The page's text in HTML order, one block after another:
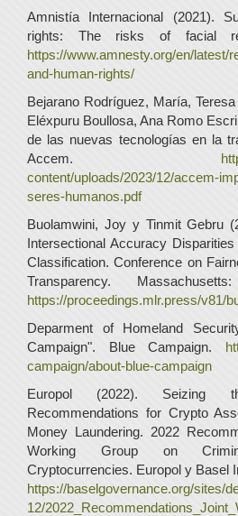
Amnistía Internacional (2021).
rights: The risks of facial
https://www.amnesty.org/en/latest/
and-human-rights/
Bejarano Rodríguez, María,
Eléxpuru Boullosa, Ana Romo
de las nuevas tecnologías en la
Accem.
content/uploads/2023/12/accem-
seres-humanos.pdf
Buolamwini, Joy y Tinmit Gebru
Intersectional Accuracy
Classification. Conference on
Transparency.
https://proceedings.mlr.press/v81/
Deparment of Homeland
Campaign". Blue Campaign.
campaign/about-blue-campaign
Europol (2022). Seizing
Recommendations for Crypto
Money Laundering. 2022
Working Group on
Cryptocurrencies. Europol y Basel
https://baselgovernance.org/sites/
12/